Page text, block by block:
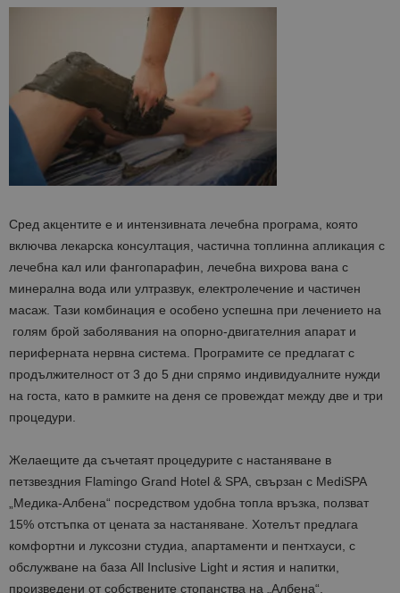
Сред акцентите е и интензивната лечебна програма, която
включва лекарска консултация, частична топлинна апликация с
лечебна кал или фангопарафин, лечебна вихрова вана с
минерална вода или ултразвук, електролечение и частичен
масаж. Тази комбинация е особено успешна при лечението на
голям брой заболявания на опорно-двигателния апарат и
периферната нервна система. Програмите се предлагат с
продължителност от 3 до 5 дни спрямо индивидуалните нужди
на госта, като в рамките на деня се провеждат между две и три
процедури.
Желаещите да съчетаят процедурите с настаняване в
петзвездния Flamingo Grand Hotel & SPA, свързан с MediSPA
„Медика-Албена“ посредством удобна топла връзка, ползват
15% отстъпка от цената за настаняване. Хотелът предлага
комфортни и луксозни студиа, апартаменти и пентхауси, с
обслужване на база All Inclusive Light и ястия и напитки,
произведени от собствените стопанства на „Албена“.